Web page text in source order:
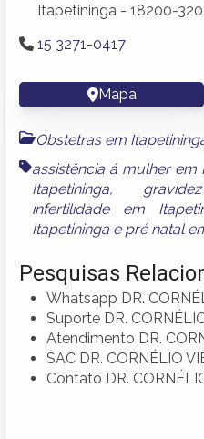
Itapetininga - 18200-320
15 3271-0417
Mapa
Obstetras em
assistência á mulher em
Itapetininga,
infertilidade em
Itapetininga e pré natal
Pesquisas
Whatsapp DR.
Suporte DR.
Atendimento DR.
SAC DR. CORNÉLIO
Contato DR.